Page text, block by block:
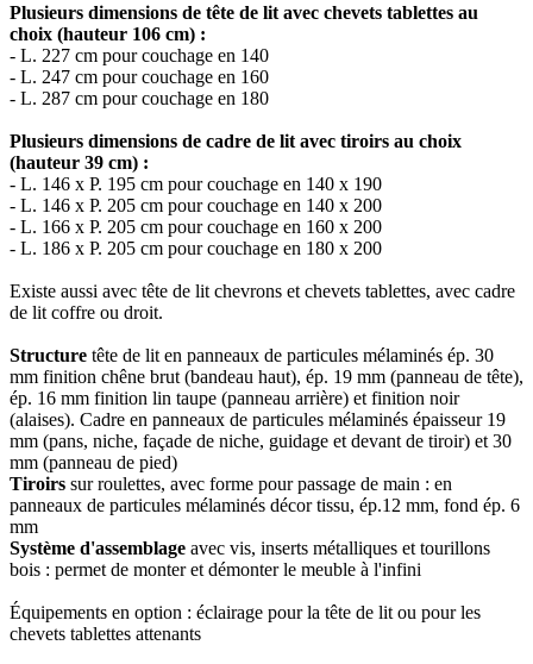
Plusieurs dimensions de tête de lit avec chevets tablettes au
choix (hauteur 106 cm) :
- L. 227 cm pour couchage en 140
- L. 247 cm pour couchage en 160
- L. 287 cm pour couchage en 180
Plusieurs dimensions de cadre de lit avec tiroirs au choix
(hauteur 39 cm) :
- L. 146 x P. 195 cm pour couchage en 140 x 190
- L. 146 x P. 205 cm pour couchage en 140 x 200
- L. 166 x P. 205 cm pour couchage en 160 x 200
- L. 186 x P. 205 cm pour couchage en 180 x 200
Existe aussi avec tête de lit chevrons et chevets tablettes, avec cadre
de lit coffre ou droit.
Structure tête de lit en panneaux de particules mélaminés ép. 30
mm finition chêne brut (bandeau haut), ép. 19 mm (panneau de tête),
ép. 16 mm finition lin taupe (panneau arrière) et finition noir
(alaises). Cadre en panneaux de particules mélaminés épaisseur 19
mm (pans, niche, façade de niche, guidage et devant de tiroir) et 30
mm (panneau de pied)
Tiroirs sur roulettes, avec forme pour passage de main : en
panneaux de particules mélaminés décor tissu, ép.12 mm, fond ép. 6
mm
Système d'assemblage avec vis, inserts métalliques et tourillons
bois : permet de monter et démonter le meuble à l'infini
Équipements en option : éclairage pour la tête de lit ou pour les
chevets tablettes attenants